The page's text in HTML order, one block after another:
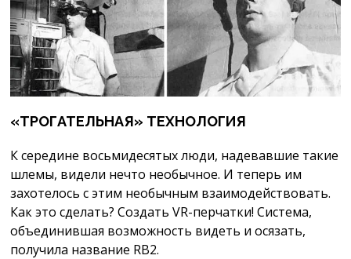
«ТРОГАТЕЛЬНАЯ» ТЕХНОЛОГИЯ
К середине восьмидесятых люди, надевавшие такие
шлемы, видели нечто необычное. И теперь им
захотелось с этим необычным взаимодействовать.
Как это сделать? Создать VR-перчатки! Система,
объединившая возможность видеть и осязать,
получила название RB2.